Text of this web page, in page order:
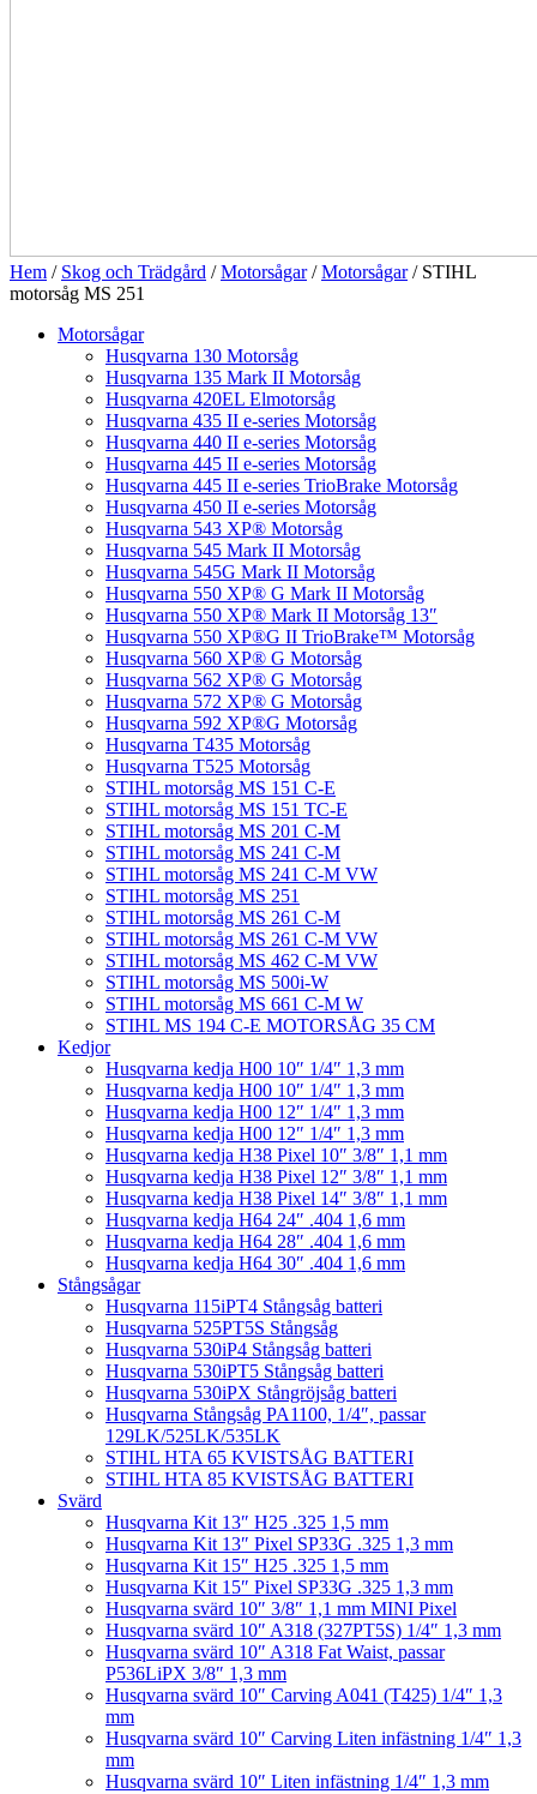
Hem / Skog och Trädgård /Motorsågar/Motorsågar/ STIHL
motorsåg MS 251
Motorsågar
Husqvarna 130 Motorsåg
Husqvarna 135 Mark II Motorsåg
Husqvarna 420EL Elmotorsåg
Husqvarna 435 II e-series Motorsåg
Husqvarna 440 II e-series Motorsåg
Husqvarna 445 II e-series Motorsåg
Husqvarna 445 II e-series TrioBrake Motorsåg
Husqvarna 450 II e-series Motorsåg
Husqvarna 543 XP® Motorsåg
Husqvarna 545 Mark II Motorsåg
Husqvarna 545G Mark II Motorsåg
Husqvarna 550 XP® G Mark II Motorsåg
Husqvarna 550 XP® Mark II Motorsåg 13″
Husqvarna 550 XP®G II TrioBrake™ Motorsåg
Husqvarna 560 XP® G Motorsåg
Husqvarna 562 XP® G Motorsåg
Husqvarna 572 XP® G Motorsåg
Husqvarna 592 XP®G Motorsåg
Husqvarna T435 Motorsåg
Husqvarna T525 Motorsåg
STIHL motorsåg MS 151 C-E
STIHL motorsåg MS 151 TC-E
STIHL motorsåg MS 201 C-M
STIHL motorsåg MS 241 C-M
STIHL motorsåg MS 241 C-M VW
STIHL motorsåg MS 251
STIHL motorsåg MS 261 C-M
STIHL motorsåg MS 261 C-M VW
STIHL motorsåg MS 462 C-M VW
STIHL motorsåg MS 500i-W
STIHL motorsåg MS 661 C-M W
STIHL MS 194 C-E MOTORSÅG 35 CM
Kedjor
Husqvarna kedja H00 10″ 1/4″ 1,3 mm
Husqvarna kedja H00 10″ 1/4″ 1,3 mm
Husqvarna kedja H00 12″ 1/4″ 1,3 mm
Husqvarna kedja H00 12″ 1/4″ 1,3 mm
Husqvarna kedja H38 Pixel 10″ 3/8″ 1,1 mm
Husqvarna kedja H38 Pixel 12″ 3/8″ 1,1 mm
Husqvarna kedja H38 Pixel 14″ 3/8″ 1,1 mm
Husqvarna kedja H64 24″ .404 1,6 mm
Husqvarna kedja H64 28″ .404 1,6 mm
Husqvarna kedja H64 30″ .404 1,6 mm
Stångsågar
Husqvarna 115iPT4 Stångsåg batteri
Husqvarna 525PT5S Stångsåg
Husqvarna 530iP4 Stångsåg batteri
Husqvarna 530iPT5 Stångsåg batteri
Husqvarna 530iPX Stångröjsåg batteri
Husqvarna Stångsåg PA1100, 1/4″, passar
129LK/525LK/535LK
STIHL HTA 65 KVISTSÅG BATTERI
STIHL HTA 85 KVISTSÅG BATTERI
Svärd
Husqvarna Kit 13″ H25 .325 1,5 mm
Husqvarna Kit 13″ Pixel SP33G .325 1,3 mm
Husqvarna Kit 15″ H25 .325 1,5 mm
Husqvarna Kit 15″ Pixel SP33G .325 1,3 mm
Husqvarna svärd 10″ 3/8″ 1,1 mm MINI Pixel
Husqvarna svärd 10″ A318 (327PT5S) 1/4″ 1,3 mm
Husqvarna svärd 10″ A318 Fat Waist, passar
P536LiPX 3/8″ 1,3 mm
Husqvarna svärd 10″ Carving A041 (T425) 1/4″ 1,3
mm
Husqvarna svärd 10″ Carving Liten infästning 1/4″ 1,3
mm
Husqvarna svärd 10″ Liten infästning 1/4″ 1,3 mm